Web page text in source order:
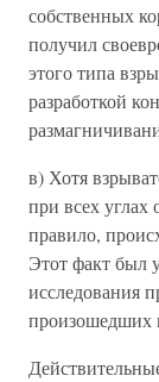
собственных
получил
этого типа
разработкой
в) Хотя
при всех углах
правило,
Этот факт был
исследования
произошедших